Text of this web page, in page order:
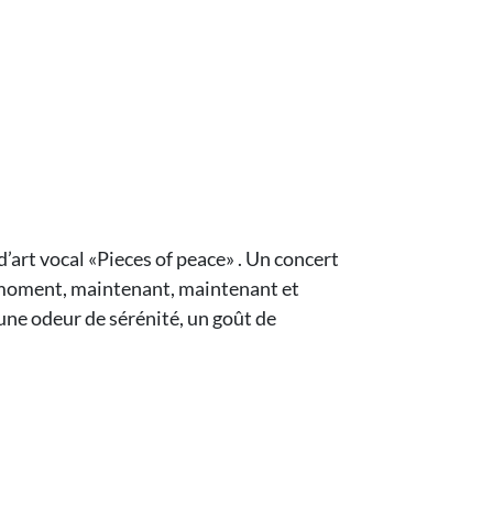
vocal «Pieces of peace» . Un concert
maintenant, maintenant et
odeur de sérénité, un goût de